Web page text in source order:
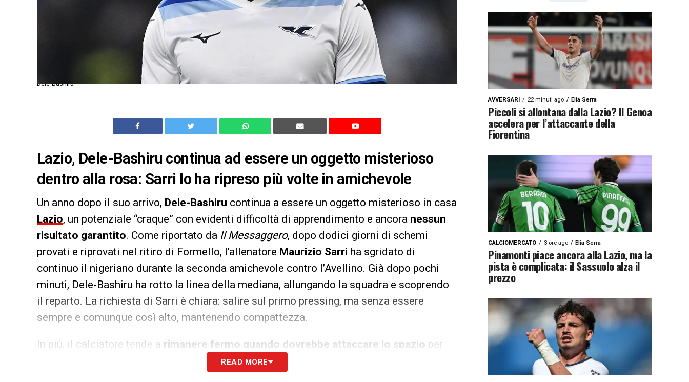
Dele-Bashiru
Lazio, Dele-Bashiru continua ad essere un oggetto misterioso
dentro alla rosa: Sarri lo ha ripreso più volte in amichevole
Un anno dopo il suo arrivo, Dele-Bashiru continua a essere un oggetto misterioso in casa
Lazio, un potenziale “craque” con evidenti difficoltà di apprendimento e ancora nessun
risultato garantito. Come riportato da Il Messaggero, dopo dodici giorni di schemi
provati e riprovati nel ritiro di Formello, l’allenatore Maurizio Sarri ha sgridato di
continuo il nigeriano durante la seconda amichevole contro l’Avellino. Già dopo pochi
minuti, Dele-Bashiru ha rotto la linea della mediana, allungando la squadra e scoprendo
il reparto. La richiesta di Sarri è chiara: salire sul primo pressing, ma senza essere
sempre e comunque così alto, mantenendo compattezza.
In più, il calciatore tende a rimanere fermo quando dovrebbe attaccare lo spazio per
creare superiorità numerica o semplicemente dettare il passaggio al compagno in fase
READ MORE
AVVERSARI 22 minuti ago Elia Serra
Piccoli si allontana dalla Lazio? Il Genoa
accelera per l’attaccante della
Fiorentina
CALCIOMERCATO 3 ore ago Elia Serra
Pinamonti piace ancora alla Lazio, ma la
pista è complicata: il Sassuolo alza il
prezzo